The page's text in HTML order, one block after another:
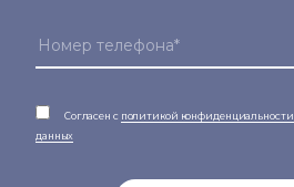
Согласен с политикой конфиденциальности
данных